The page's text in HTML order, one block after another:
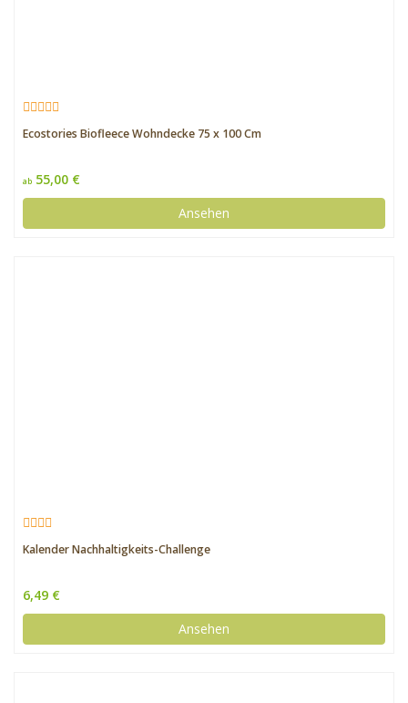
Ecostories Biofleece Wohndecke 75 x 100 Cm
ab 55,00 €
Ansehen
Kalender Nachhaltigkeits-Challenge
6,49 €
Ansehen